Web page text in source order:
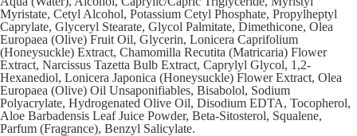
Myristate, Cetyl Alcohol, Potassium Cetyl Phosphate, Propylheptyl
Caprylate, Glyceryl Stearate, Glycol Palmitate, Dimethicone, Olea
Europaea (Olive) Fruit Oil, Glycerin, Lonicera Caprifolium
(Honeysuckle) Extract, Chamomilla Recutita (Matricaria) Flower
Extract, Narcissus Tazetta Bulb Extract, Caprylyl Glycol, 1,2-
Hexanediol, Lonicera Japonica (Honeysuckle) Flower Extract, Olea
Europaea (Olive) Oil Unsaponifiables, Bisabolol, Sodium
Polyacrylate, Hydrogenated Olive Oil, Disodium EDTA, Tocopherol,
Aloe Barbadensis Leaf Juice Powder, Beta-Sitosterol, Squalene,
Parfum (Fragrance), Benzyl Salicylate.